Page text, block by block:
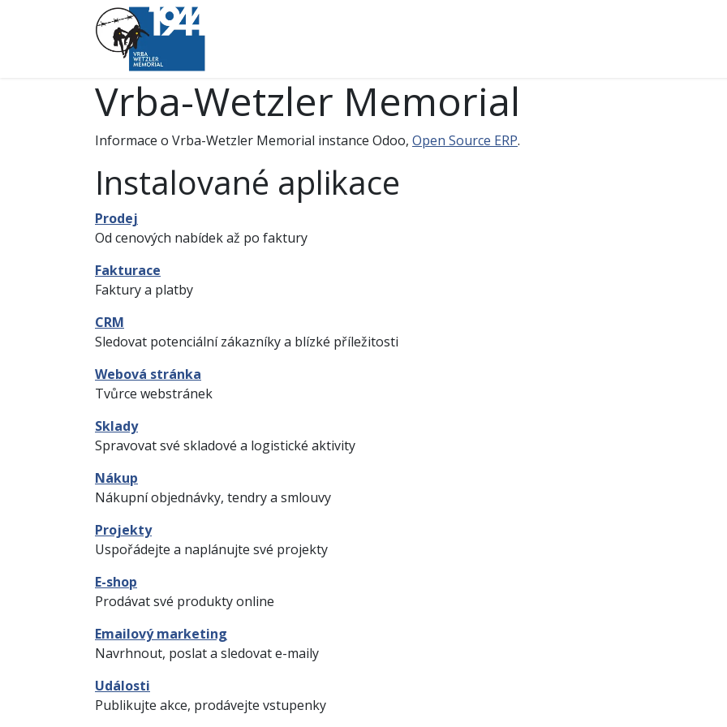
Vrba-Wetzler Memorial
Informace o Vrba-Wetzler Memorial instance Odoo, Open Source ERP.
Instalované aplikace
Prodej
Od cenových nabídek až po faktury
Fakturace
Faktury a platby
CRM
Sledovat potenciální zákazníky a blízké příležitosti
Webová stránka
Tvůrce webstránek
Sklady
Spravovat své skladové a logistické aktivity
Nákup
Nákupní objednávky, tendry a smlouvy
Projekty
Uspořádejte a naplánujte své projekty
E-shop
Prodávat své produkty online
Emailový marketing
Navrhnout, poslat a sledovat e-maily
Události
Publikujte akce, prodávejte vstupenky